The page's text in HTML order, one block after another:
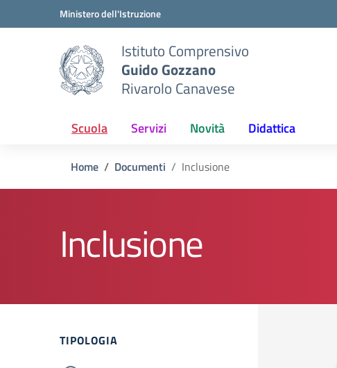
Vai ai contenuti
Vai al menu di navigazione
Ministero dell'Istruzione
Istituto Comprensivo
Guido Gozzano
Rivarolo Canavese
Scuola Servizi Novità Didattica
Home Documenti Inclusione
Inclusione
TIPOLOGIA